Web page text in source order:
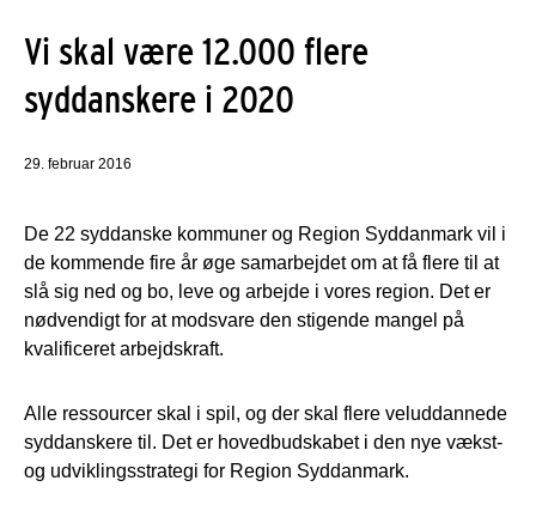
Vi skal være 12.000 flere
syddanskere i 2020
29. februar 2016
De 22 syddanske kommuner og Region Syddanmark vil i
de kommende fire år øge samarbejdet om at få flere til at
slå sig ned og bo, leve og arbejde i vores region. Det er
nødvendigt for at modsvare den stigende mangel på
kvalificeret arbejdskraft.
Alle ressourcer skal i spil, og der skal flere veluddannede
syddanskere til. Det er hovedbudskabet i den nye vækst-
og udviklingsstrategi for Region Syddanmark.